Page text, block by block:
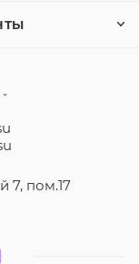
7, пом.17